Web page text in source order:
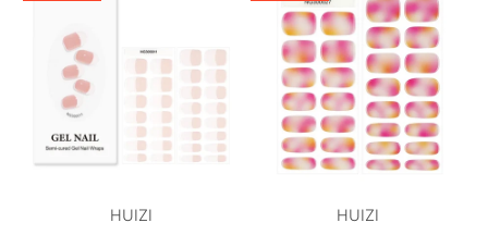
HUIZI HUIZI